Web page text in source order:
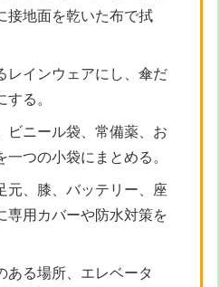
接地面を乾いた布で拭
レインウェアにし、傘だ
る。
ビニール袋、常備薬、お
つの小袋にまとめる。
元、膝、バッテリー、座
専用カバーや防水対策を
ある場所、エレベータ